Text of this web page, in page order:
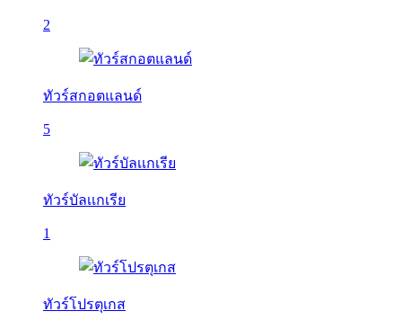
2
ทัวร์สกอตแลนด์
5
ทัวร์บัลเเกเรีย
1
ทัวร์โปรตุเกส